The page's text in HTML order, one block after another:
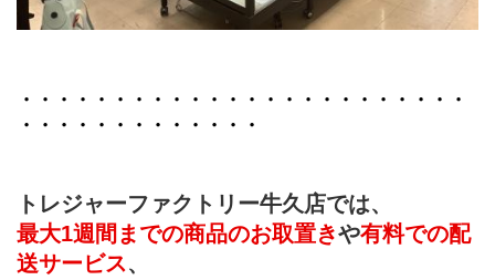
・・・・・・・・・・・・・・・・・・・・・・・・
・・・・・・・・・・・・・
トレジャーファクトリー牛久店では、
最大1週間までの商品のお取置きや有料での配
送サービス、